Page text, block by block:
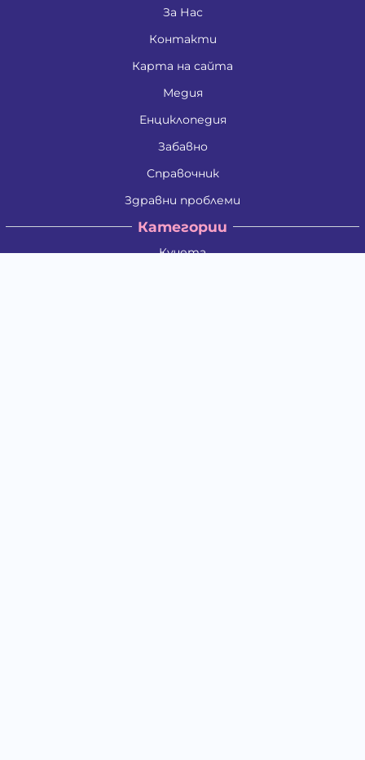
За Нас
Контакти
Карта на сайта
Медия
Енциклопедия
Забавно
Справочник
Здравни проблеми
Категории
Кучета